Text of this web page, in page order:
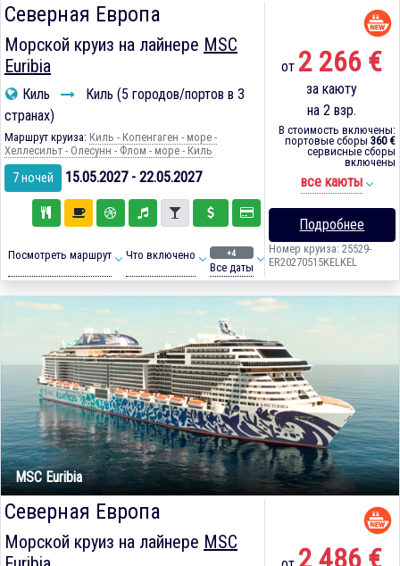
Северная Европа
Морской круиз на лайнере MSC
Euribia
Киль
Киль (5 городов/портов в 3
странах)
Маршрут круиза: Киль - Копенгаген - море -
Хеллесильт - Олесунн - Флом - море - Киль
7 ночей 15.05.2027 - 22.05.2027
Посмотреть маршрут Что включено +4
Все даты
от 2 266 €
за каюту
на 2 взр.
В стоимость включены:
портовые сборы 360 €
сервисные сборы
включены
все каюты
Подробнее
Номер круиза: 25529-
ER20270515KELKEL
MSC Euribia
Северная Европа
Морской круиз на лайнере MSC
2 486 €